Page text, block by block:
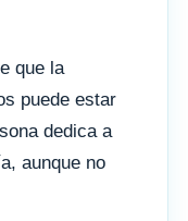
que la
puede estar
dedica a
aunque no